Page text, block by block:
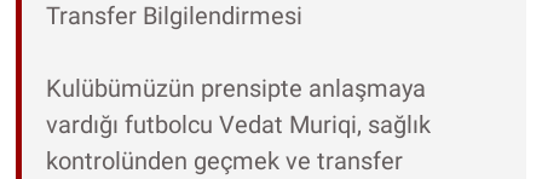
Transfer Bilgilendirmesi
Kulübümüzün prensipte anlaşmaya
vardığı futbolcu Vedat Muriqi, sağlık
kontrolünden geçmek ve transfer